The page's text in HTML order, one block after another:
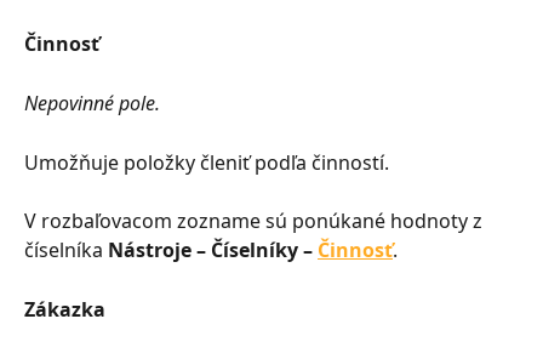
Činnosť
Nepovinné pole.
Umožňuje položky členiť podľa činností.
V rozbaľovacom zozname sú ponúkané hodnoty z
číselníka Nástroje – Číselníky – Činnosť.
Zákazka